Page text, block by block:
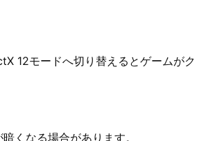
12モードへ切り替えるとゲームがク
くなる場合があります。